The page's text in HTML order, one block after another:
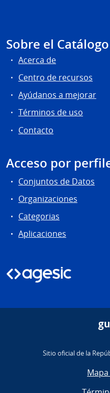
Sobre el Catálogo
Acerca de
Centro de recursos
Ayúdanos a mejorar
Términos de uso
Contacto
Acceso por
Conjuntos de Datos
Organizaciones
Categorias
Aplicaciones
Sitio oficial de la